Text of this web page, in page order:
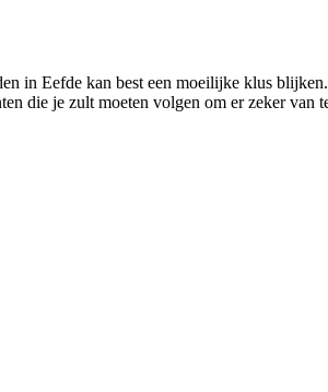
in Eefde kan best een moeilijke klus
die je zult moeten volgen om er zeker